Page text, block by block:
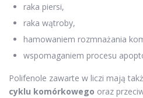
raka piersi,
raka wątroby,
hamowaniem rozmnażania
wspomaganiem procesu
Polifenole zawarte w liczi mają
cyklu komórkowego oraz